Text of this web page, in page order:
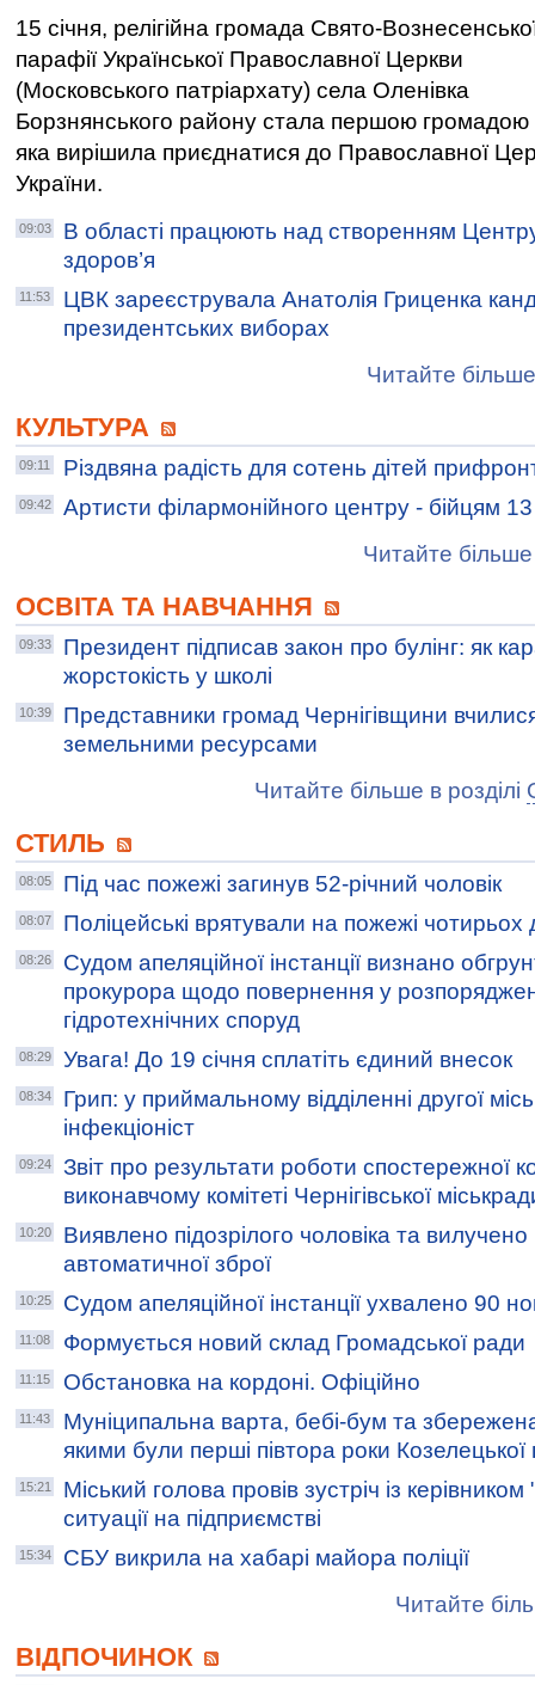
15 січня, релігійна громада Свято-
парафії Української Православної Церкви
(Московського патріархату) села Оленівка
Борзнянського району стала першою громадою
яка вирішила приєднатися до Православної
України.
09:03
В області працюють над створенням
здоров’я
11:53
ЦВК зареєструвала Анатолія Гриценка
президентських виборах
Читайте
КУЛЬТУРА
09:11 Різдвяна радість для сотень дітей
09:42
Артисти філармонійного центру - бійцям
Читайте більше
ОСВІТА ТА НАВЧАННЯ
09:33
Президент підписав закон про булінг: як
жорстокість у школі
10:39
Представники громад Чернігівщини
земельними ресурсами
Читайте більше в розділі
СТИЛЬ
08:05 Під час пожежі загинув 52-річний чоловік
08:07 Поліцейські врятували на пожежі чотирьох
08:26
Судом апеляційної інстанції визнано
прокурора щодо повернення у
гідротехнічних споруд
08:29 Увага! До 19 січня сплатіть єдиний внесок
08:34
Грип: у приймальному відділенні другої
інфекціоніст
09:24
Звіт про результати роботи спостережної
виконавчому комітеті Чернігівської
10:20
Виявлено підозрілого чоловіка та
автоматичної зброї
10:25 Судом апеляційної інстанції ухвалено 90
11:08 Формується новий склад Громадської ради
11:15 Обстановка на кордоні. Офіційно
11:43
Муніципальна варта, бебі-бум та
якими були перші півтора роки
15:21
Міський голова провів зустріч із
ситуації на підприємстві
15:34
СБУ викрила на хабарі майора поліції
Читайте
ВІДПОЧИНОК